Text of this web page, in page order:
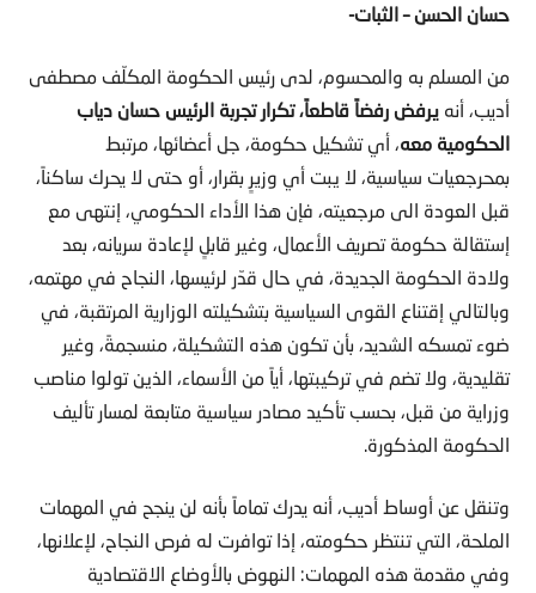
حسان الحسن – الثبات-
من المسلم به والمحسوم، لدى رئيس الحكومة المكلّف مصطفى
أديب، أنهيرفض رفضاً قاطعاً، تكرار تجربة الرئيس حسان دياب
الحكومية معه، أي تشكيل حكومة، جل أعضائها، مرتبط
بمحرجعيات سياسية، لا يبت أي وزيرٍ بقرار، أو حتى لا يحرك ساكناً،
قبل العودة الى مرجعيته، فإن هذا الأداء الحكومي، إنتهى مع
إستقالة حكومة تصريف الأعمال، وغير قابلٍ لإعادة سريانه، بعد
ولادة الحكومة الجديدة، في حال قدّر لرئيسها، النجاح في مهتمه،
وبالتالي إقتناع القوى السياسية بتشكيلته الوزارية المرتقبة، في
ضوء تمسكه الشديد، بأن تكون هذه التشكيلة، منسجمةً، وغير
تقليدية، ولا تضم في تركيبتها، أياً من الأسماء، الذين تولوا مناصب
وزراية من قبل، بحسب تأكيد مصادر سياسية متابعة لمسار تأليف
الحكومة المذكورة.
وتنقل عن أوساط أديب، أنه يدرك تماماً بأنه لن ينجح في المهمات
الملحة، التي تنتظر حكومته، إذا توافرت له فرص النجاح، لإعلانها،
وفي مقدمة هذه المهمات: النهوض بالأوضاع الاقتصادية